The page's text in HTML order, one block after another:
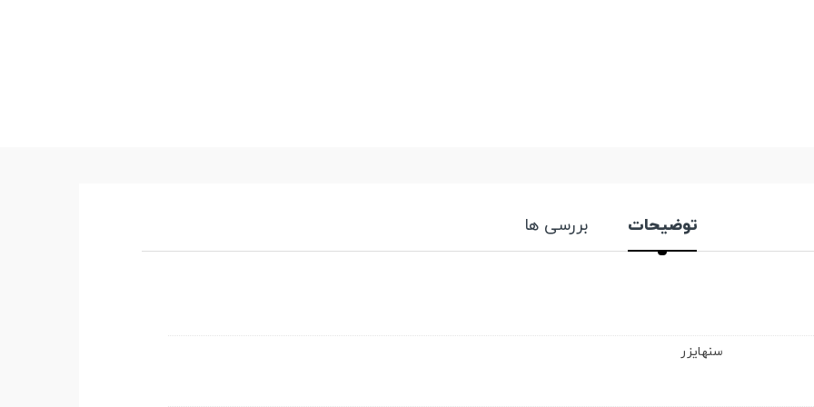
توضیحات بررسی ها
سنهایزر